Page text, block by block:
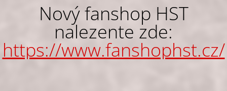
Nový fanshop HST
nalezente zde:
https://www.fanshophst.cz/